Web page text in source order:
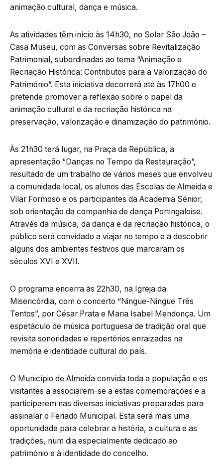
animação cultural, dança e música.
As atividades têm início às 14h30, no Solar São João –
Casa Museu, com as Conversas sobre Revitalização
Patrimonial, subordinadas ao tema “Animação e
Recriação Histórica: Contributos para a Valorização do
Património”. Esta iniciativa decorrerá até às 17h00 e
pretende promover a reflexão sobre o papel da
animação cultural e da recriação histórica na
preservação, valorização e dinamização do património.
Às 21h30 terá lugar, na Praça da República, a
apresentação “Danças no Tempo da Restauração”,
resultado de um trabalho de vários meses que envolveu
a comunidade local, os alunos das Escolas de Almeida e
Vilar Formoso e os participantes da Academia Sénior,
sob orientação da companhia de dança Portingaloise.
Através da música, da dança e da recriação histórica, o
público será convidado a viajar no tempo e a descobrir
alguns dos ambientes festivos que marcaram os
séculos XVI e XVII.
O programa encerra às 22h30, na Igreja da
Misericórdia, com o concerto “Ningue-Ningue Três
Tentos”, por César Prata e Maria Isabel Mendonça. Um
espetáculo de música portuguesa de tradição oral que
revisita sonoridades e repertórios enraizados na
memória e identidade cultural do país.
O Município de Almeida convida toda a população e os
visitantes a associarem-se a estas comemorações e a
participarem nas diversas iniciativas preparadas para
assinalar o Feriado Municipal. Esta será mais uma
oportunidade para celebrar a história, a cultura e as
tradições, num dia especialmente dedicado ao
património e à identidade do concelho.